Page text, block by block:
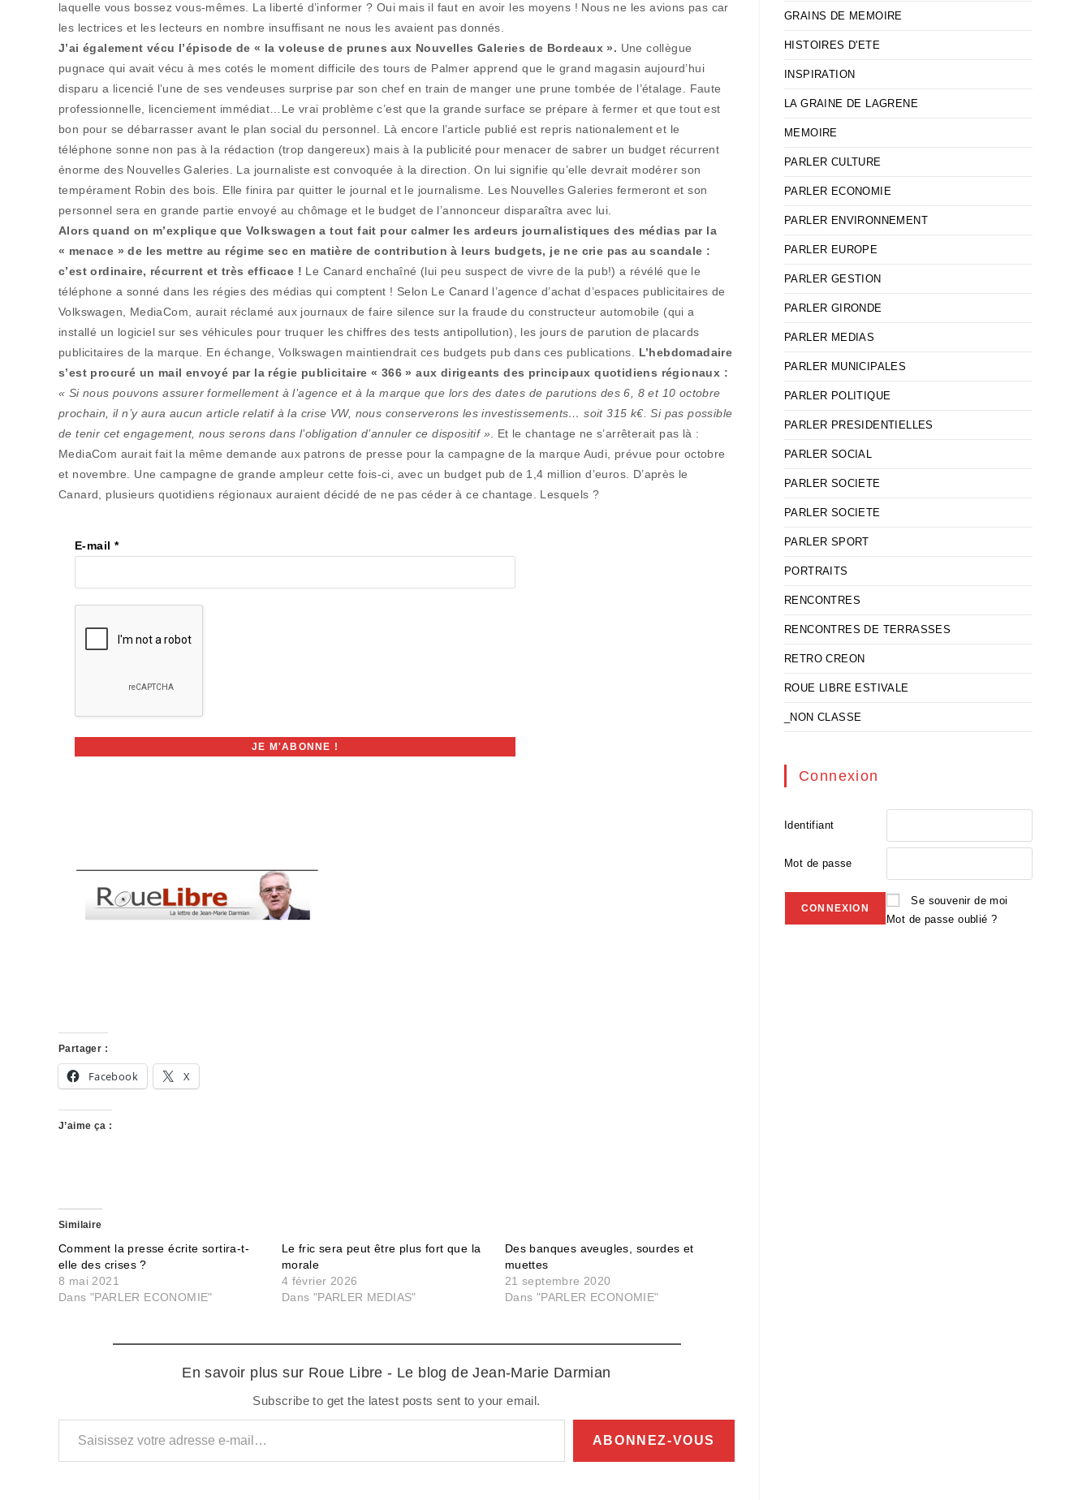
laquelle vous bossez vous-mêmes. La liberté d’informer ? Oui mais il faut en avoir les moyens ! Nous ne les avions pas car
les lectrices et les lecteurs en nombre insuffisant ne nous les avaient pas donnés.
J’ai également vécu l’épisode de « la voleuse de prunes aux Nouvelles Galeries de Bordeaux ». Une collègue
pugnace qui avait vécu à mes cotés le moment difficile des tours de Palmer apprend que le grand magasin aujourd’hui
disparu a licencié l’une de ses vendeuses surprise par son chef en train de manger une prune tombée de l’étalage. Faute
professionnelle, licenciement immédiat…Le vrai problème c’est que la grande surface se prépare à fermer et que tout est
bon pour se débarrasser avant le plan social du personnel. Là encore l’article publié est repris nationalement et le
téléphone sonne non pas à la rédaction (trop dangereux) mais à la publicité pour menacer de sabrer un budget récurrent
énorme des Nouvelles Galeries. La journaliste est convoquée à la direction. On lui signifie qu’elle devrait modérer son
tempérament Robin des bois. Elle finira par quitter le journal et le journalisme. Les Nouvelles Galeries fermeront et son
personnel sera en grande partie envoyé au chômage et le budget de l’annonceur disparaîtra avec lui.
Alors quand on m’explique que Volkswagen a tout fait pour calmer les ardeurs journalistiques des médias par la
« menace » de les mettre au régime sec en matière de contribution à leurs budgets, je ne crie pas au scandale :
c’est ordinaire, récurrent et très efficace ! Le Canard enchaîné (lui peu suspect de vivre de la pub!) a révélé que le
téléphone a sonné dans les régies des médias qui comptent ! Selon Le Canard l’agence d’achat d’espaces publicitaires de
Volkswagen, MediaCom, aurait réclamé aux journaux de faire silence sur la fraude du constructeur automobile (qui a
installé un logiciel sur ses véhicules pour truquer les chiffres des tests antipollution), les jours de parution de placards
publicitaires de la marque. En échange, Volkswagen maintiendrait ces budgets pub dans ces publications. L’hebdomadaire
s’est procuré un mail envoyé par la régie publicitaire « 366 » aux dirigeants des principaux quotidiens régionaux :
« Si nous pouvons assurer formellement à l’agence et à la marque que lors des dates de parutions des 6, 8 et 10 octobre
prochain, il n’y aura aucun article relatif à la crise VW, nous conserverons les investissements… soit 315 k€. Si pas possible
de tenir cet engagement, nous serons dans l’obligation d’annuler ce dispositif » . Et le chantage ne s’arrêterait pas là :
MediaCom aurait fait la même demande aux patrons de presse pour la campagne de la marque Audi, prévue pour octobre
et novembre. Une campagne de grande ampleur cette fois-ci, avec un budget pub de 1,4 million d’euros. D’après le
Canard, plusieurs quotidiens régionaux auraient décidé de ne pas céder à ce chantage. Lesquels ?
E-mail *
Partager :
Facebook X
J’aime ça :
Similaire
Comment la presse écrite sortira-t-
elle des crises ?
8 mai 2021
Dans "PARLER ECONOMIE"
Le fric sera peut être plus fort que la
morale
4 février 2026
Dans "PARLER MEDIAS"
Des banques aveugles, sourdes et
muettes
21 septembre 2020
Dans "PARLER ECONOMIE"
En savoir plus sur Roue Libre - Le blog de Jean-Marie Darmian
Subscribe to get the latest posts sent to your email.
Saisissez votre adresse e-mail…
ABONNEZ-VOUS
GRAINS DE MEMOIRE
HISTOIRES D'ETE
INSPIRATION
LA GRAINE DE LAGRENE
MEMOIRE
PARLER CULTURE
PARLER ECONOMIE
PARLER ENVIRONNEMENT
PARLER EUROPE
PARLER GESTION
PARLER GIRONDE
PARLER MEDIAS
PARLER MUNICIPALES
PARLER POLITIQUE
PARLER PRESIDENTIELLES
PARLER SOCIAL
PARLER SOCIETE
PARLER SOCIETE
PARLER SPORT
PORTRAITS
RENCONTRES
RENCONTRES DE TERRASSES
RETRO CREON
ROUE LIBRE ESTIVALE
_NON CLASSE
Connexion
Identifiant
Mot de passe
Se souvenir de moi
Mot de passe oublié ?